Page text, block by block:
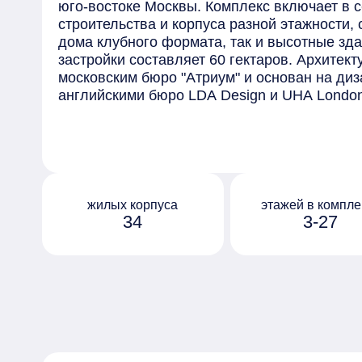
юго-востоке Москвы. Комплекс включает в
строительства и корпуса разной
дома клубного формата, так и высотные
застройки составляет 60 гектаров.
московским бюро "Атриум" и основан на
английскими бюро LDA Design и UHA
обустроен собственный парк "Зелёная
10 гектаров, которая тянется через весь
Протяжённое прогулочное пространство
34
жилых корпуса
3-27
этажей в